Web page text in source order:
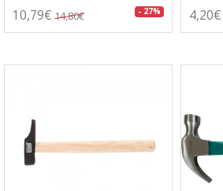
10,79€ 14,80€ - 27% 4,20€